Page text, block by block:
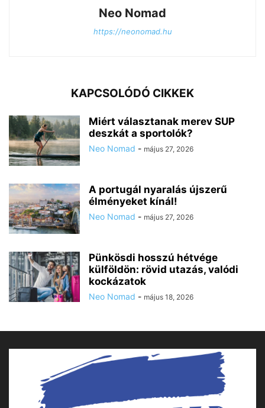
Neo Nomad
https://neonomad.hu
KAPCSOLÓDÓ CIKKEK
Miért választanak merev SUP
deszkát a sportolók?
Neo Nomad - május 27, 2026
A portugál nyaralás újszerű
élményeket kínál!
Neo Nomad - május 27, 2026
Pünkösdi hosszú hétvége
külföldön: rövid utazás, valódi
kockázatok
Neo Nomad - május 18, 2026